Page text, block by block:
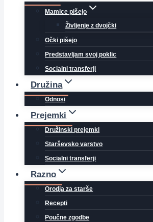
Mamice pišejo
Življenje z dvojčki
Očki pišejo
Predstavljam svoj poklic
Socialni transferji
Družina
Odnosi
Prejemki
Družinski prejemki
Starševsko varstvo
Socialni transferji
Razno
Orodja za starše
Recepti
Poučne zgodbe